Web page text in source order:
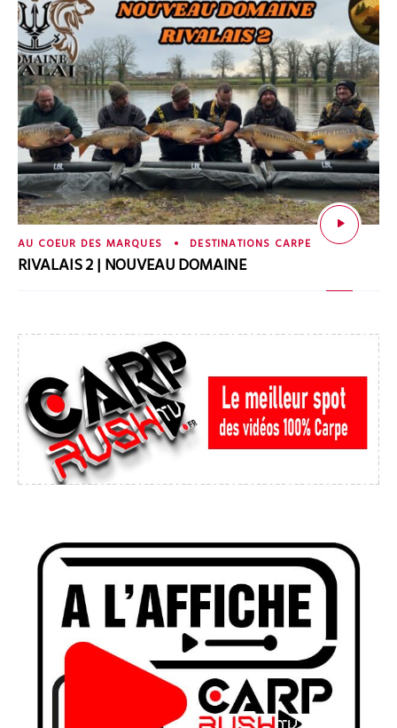
AU COEUR DES MARQUES DESTINATIONS CARPE
RIVALAIS 2 | NOUVEAU DOMAINE